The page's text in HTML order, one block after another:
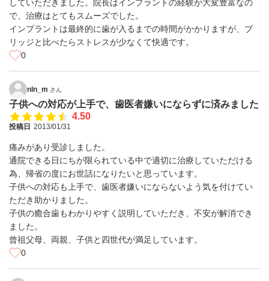
していただきました。院長はインプラントの経験が大変豊富なの
で、治療はとてもスムーズでした。
インプラントは最終的に歯が入るまでの時間がかかりますが、ブ
リッジと比べたらストレスが少なくて快適です。
0
nln_m さん
子供への対応が上手で、歯医者嫌いにならずに済みました
4.50
投稿日 2013/01/31
痛みがあり受診しました。
通院できる日にちが限られている中で適切に治療していただける
為、帰省の度にお世話になりたいと思っています。
子供への対応も上手で、歯医者嫌いにならないよう気を付けてい
ただき助かりました。
子供の癒合歯もわかりやすく説明していただき、不安が解消でき
ました。
曾祖父母、両親、子供と四世代が満足しています。
0